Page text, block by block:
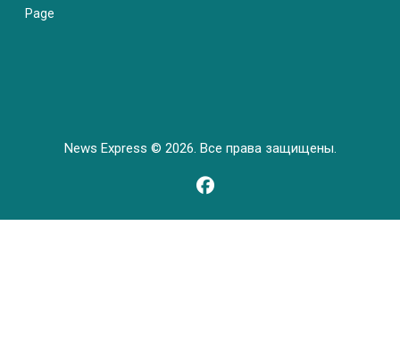
Page
News Express © 2026. Все права защищены.